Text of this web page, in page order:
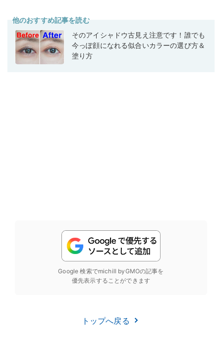
他のおすすめ記事を読む
そのアイシャドウ古見え注意です！誰でも
今っぽ顔になれる似合いカラーの選び方＆
塗り方
Google 検索でmichill byGMOの記事を
優先表示することができます
トップへ戻る